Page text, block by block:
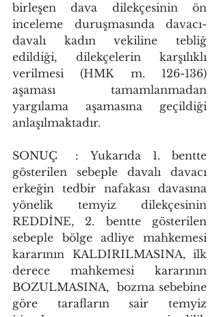
birleşen dava dilekçesinin ön
inceleme duruşmasında davacı-
davalı kadın vekiline tebliğ
edildiği, dilekçelerin karşılıklı
verilmesi (HMK m. 126-136)
aşaması tamamlanmadan
yargılama aşamasına geçildiği
anlaşılmaktadır.
SONUÇ	: Yukarıda 1. bentte
gösterilen sebeple davalı davacı
erkeğin tedbir nafakası davasına
yönelik temyiz dilekçesinin
REDDİNE, 2. bentte gösterilen
sebeple bölge adliye mahkemesi
kararının KALDIRILMASINA, ilk
derece mahkemesi kararının
BOZULMASINA,  bozma sebebine
göre tarafların sair temyiz